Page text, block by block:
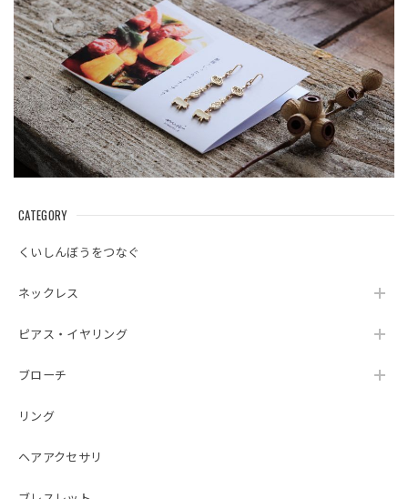
CATEGORY
くいしんぼうをつなぐ
ネックレス
ピアス・イヤリング
ブローチ
リング
ヘアアクセサリ